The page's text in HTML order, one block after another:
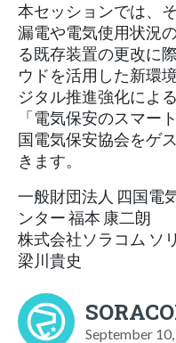
本セッションでは、
漏電や電気使用状況
る既存装置の更改に
ウドを活用した新環
ジタル推進強化によ
「電気保安のスマー
国電気保安協会をゲ
きます。
一般財団法人 四国電
ンター 福本 康二朗
株式会社ソラコム ソ
梁川貴史
September